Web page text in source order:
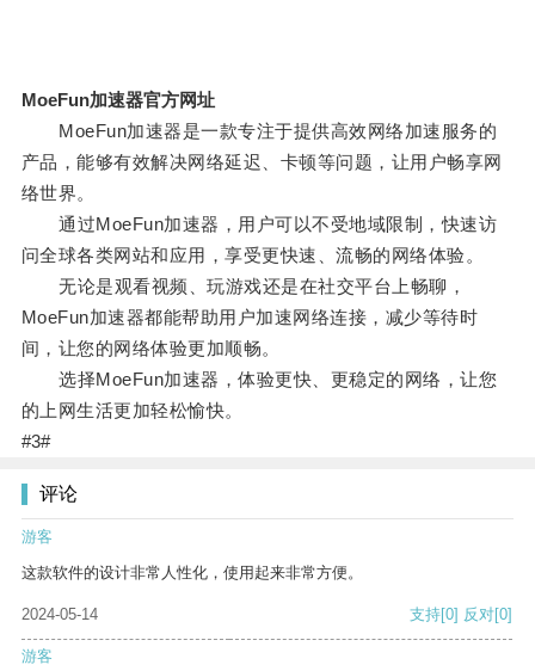
MoeFun加速器官方网址
MoeFun加速器是一款专注于提供高效网络加速服务的
产品，能够有效解决网络延迟、卡顿等问题，让用户畅享网
络世界。
通过MoeFun加速器，用户可以不受地域限制，快速访
问全球各类网站和应用，享受更快速、流畅的网络体验。
无论是观看视频、玩游戏还是在社交平台上畅聊，
MoeFun加速器都能帮助用户加速网络连接，减少等待时
间，让您的网络体验更加顺畅。
选择MoeFun加速器，体验更快、更稳定的网络，让您
的上网生活更加轻松愉快。
#3#
评论
游客
这款软件的设计非常人性化，使用起来非常方便。
2024-05-14 支持[0] 反对[0]
游客